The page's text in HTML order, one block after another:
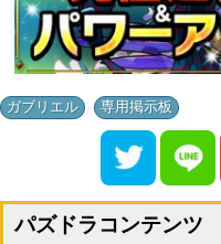
ガブリエル 専用掲示板
パズドラコンテンツ